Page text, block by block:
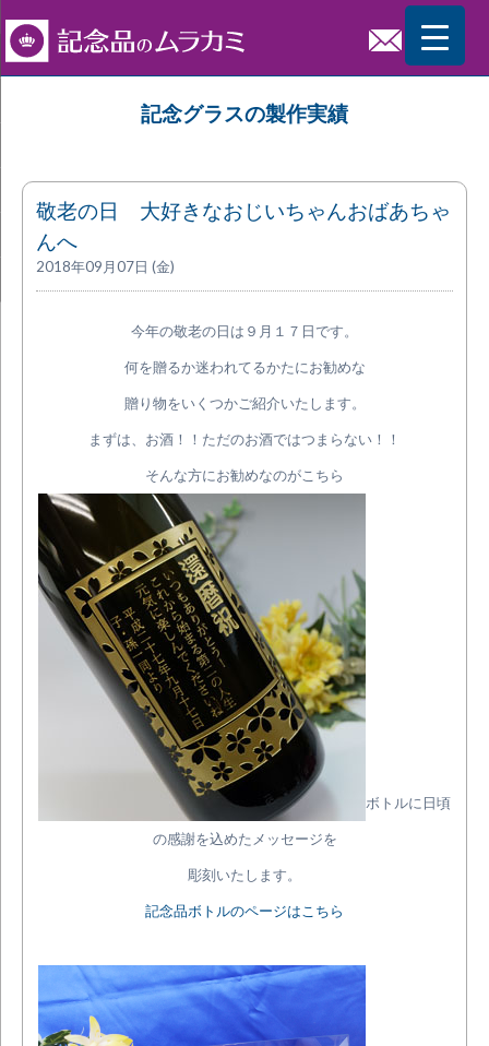
記念グラスの製作実績
敬老の日 大好きなおじいちゃんおばあちゃ
んへ
2018年09月07日 (金)
今年の敬老の日は９月１７日です。
何を贈るか迷われてるかたにお勧めな
贈り物をいくつかご紹介いたします。
まずは、お酒！！ただのお酒ではつまらない！！
そんな方にお勧めなのがこちら
ボトルに日頃
の感謝を込めたメッセージを
彫刻いたします。
記念品ボトルのページはこちら